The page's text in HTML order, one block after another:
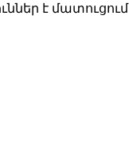
է մատուցում